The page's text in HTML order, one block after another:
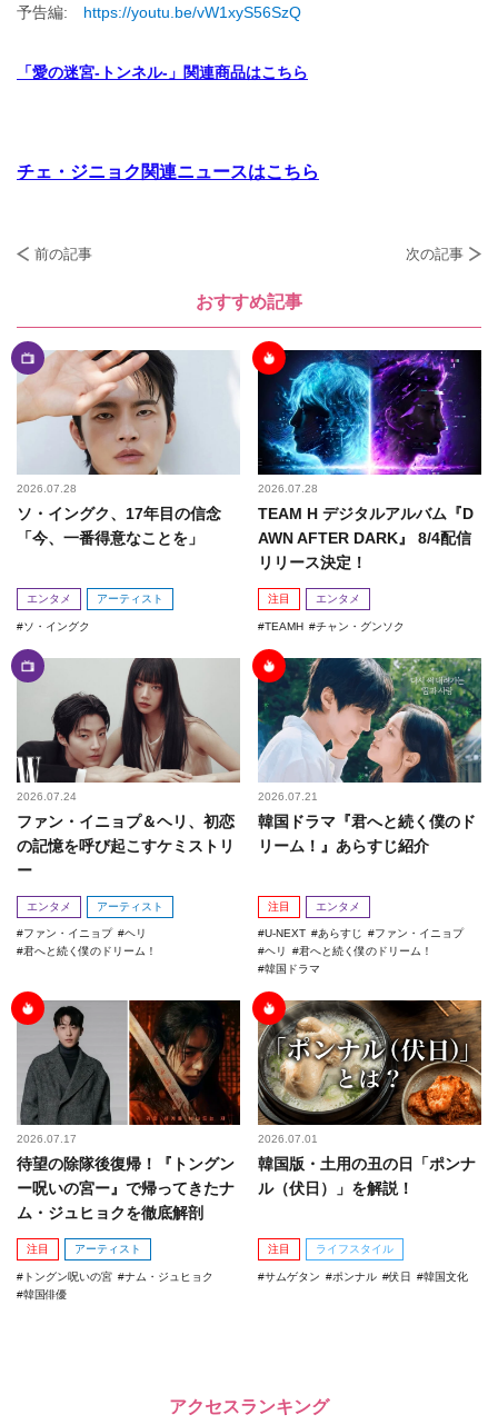
予告編: https://youtu.be/vW1xyS56SzQ
「愛の迷宮-トンネル-」関連商品はこちら
チェ・ジニョク関連ニュースはこちら
前の記事 次の記事
おすすめ記事
2026.07.28
ソ・イングク、17年目の信念
「今、一番得意なことを」
エンタメ アーティスト
ソ・イングク
2026.07.28
TEAM H デジタルアルバム『D
AWN AFTER DARK』 8/4配信
リリース決定！
注目 エンタメ
TEAMH チャン・グンソク
2026.07.24
ファン・イニョプ＆ヘリ、初恋
の記憶を呼び起こすケミストリ
ー
エンタメ アーティスト
ファン・イニョプ
ヘリ
君へと続く僕のドリーム！
2026.07.21
韓国ドラマ『君へと続く僕のド
リーム！』あらすじ紹介
注目 エンタメ
U-NEXT あらすじ
ファン・イニョプ
ヘリ
君へと続く僕のドリーム！
韓国ドラマ
2026.07.17
待望の除隊後復帰！『トングン
ー呪いの宮ー』で帰ってきたナ
ム・ジュヒョクを徹底解剖
注目 アーティスト
トングン呪いの宮
ナム・ジュヒョク
韓国俳優
2026.07.01
韓国版・土用の丑の日「ポンナ
ル（伏日）」を解説！
注目 ライフスタイル
サムゲタン ポンナル 伏日 韓国文化
アクセスランキング